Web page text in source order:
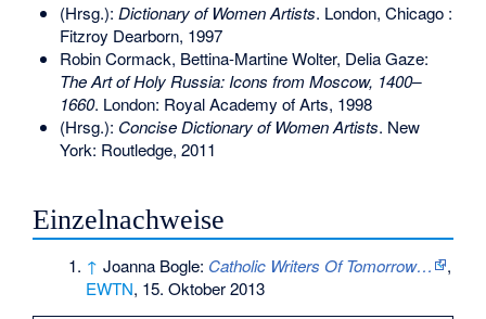
(Hrsg.): Dictionary of Women Artists. London, Chicago :
Fitzroy Dearborn, 1997
Robin Cormack, Bettina-Martine Wolter, Delia Gaze:
The Art of Holy Russia: Icons from Moscow, 1400–
1660. London: Royal Academy of Arts, 1998
(Hrsg.): Concise Dictionary of Women Artists. New
York: Routledge, 2011
Einzelnachweise
↑ Joanna Bogle: Catholic Writers Of Tomorrow…
,
EWTN, 15. Oktober 2013